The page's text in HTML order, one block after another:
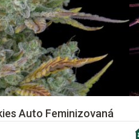
Auto Feminizovaná